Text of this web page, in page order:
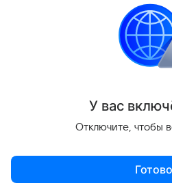
три раза с интервалом в 1
4) Готово! Результат о
отобразиться на экране
У вас включ
Отключите, чтобы
Готово